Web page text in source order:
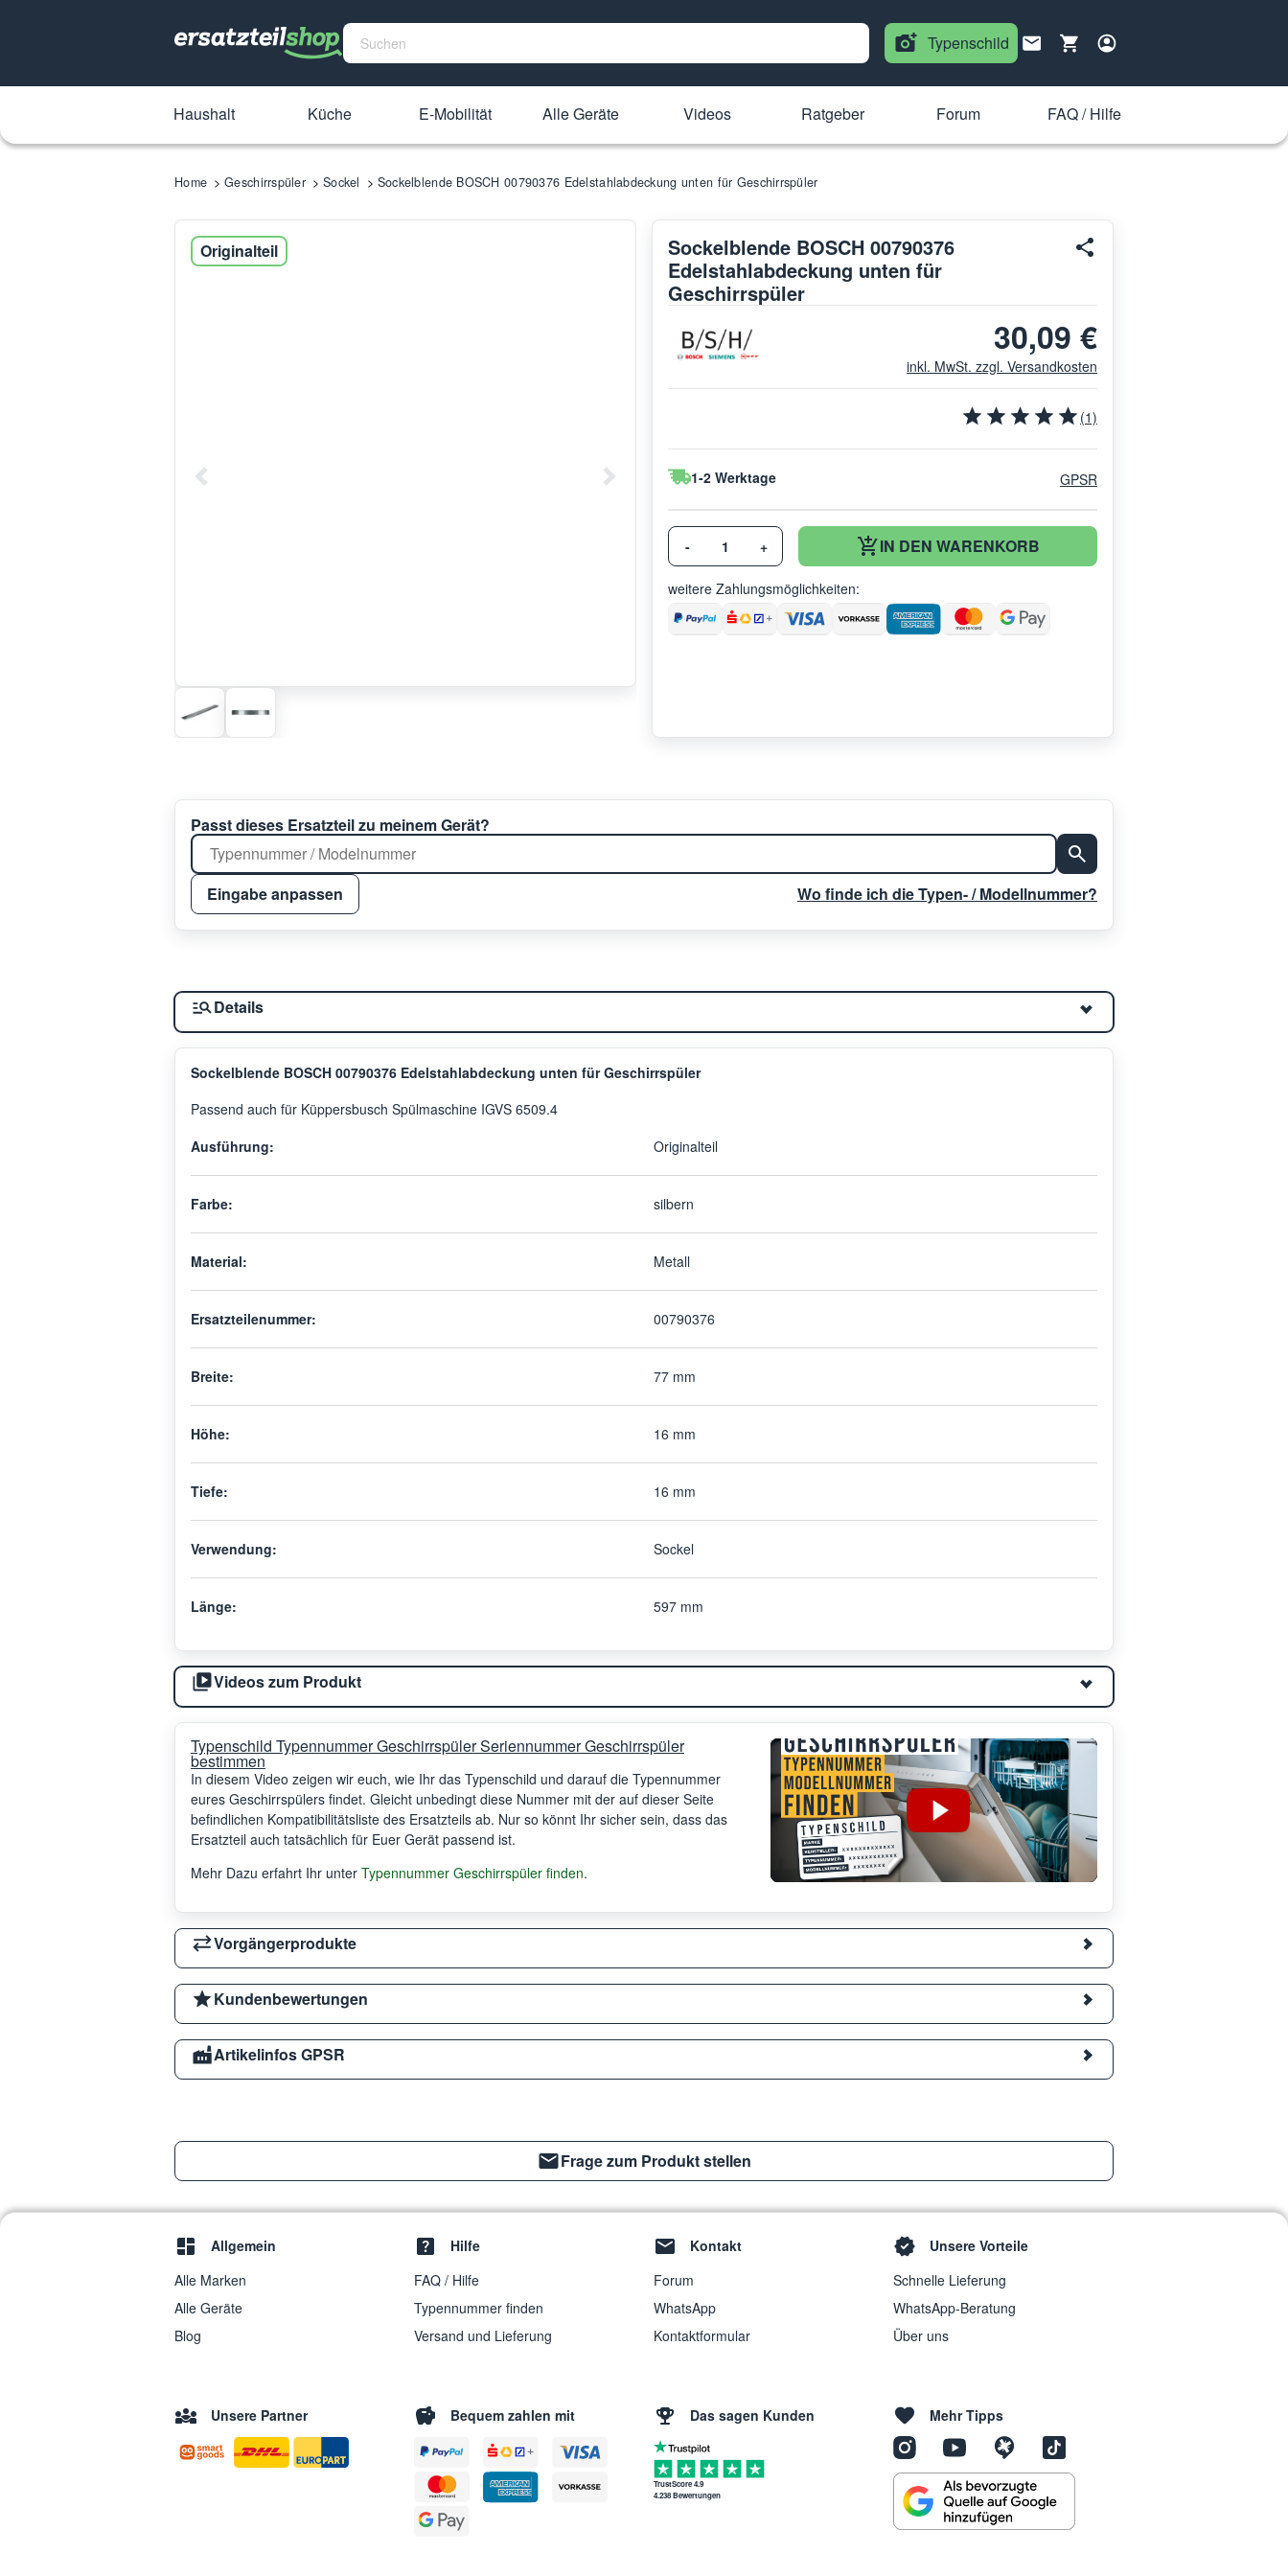
Typenschild
Haushalt Küche E-Mobilität Alle Geräte Videos Ratgeber Forum FAQ / Hilfe
Home Geschirrspüler Sockel Sockelblende BOSCH 00790376 Edelstahlabdeckung unten für Geschirrspüler
Originalteil
Sockelblende BOSCH 00790376
Edelstahlabdeckung unten für
Geschirrspüler
30,09 €
inkl. MwSt. zzgl. Versandkosten
(1)
1-2 Werktage GPSR
- + IN DEN WARENKORB
weitere Zahlungsmöglichkeiten:
Passt dieses Ersatzteil zu meinem Gerät?
Eingabe anpassen Wo finde ich die Typen- / Modellnummer?
Details
Sockelblende BOSCH 00790376 Edelstahlabdeckung unten für Geschirrspüler
Passend auch für Küppersbusch Spülmaschine IGVS 6509.4
Ausführung:
Originalteil
Farbe: silbern
Material: Metall
Ersatzteilenummer: 00790376
Breite: 77 mm
Höhe: 16 mm
Tiefe: 16 mm
Verwendung: Sockel
Länge: 597 mm
Videos zum Produkt
Typenschild Typennummer Geschirrspüler Seriennummer Geschirrspüler
bestimmen
In diesem Video zeigen wir euch, wie Ihr das Typenschild und darauf die Typennummer
eures Geschirrspülers findet. Gleicht unbedingt diese Nummer mit der auf dieser Seite
befindlichen Kompatibilitätsliste des Ersatzteils ab. Nur so könnt Ihr sicher sein, dass das
Ersatzteil auch tatsächlich für Euer Gerät passend ist.
Mehr Dazu erfahrt Ihr unter Typennummer Geschirrspüler finden.
Vorgängerprodukte
Kundenbewertungen
Artikelinfos GPSR
Frage zum Produkt stellen
Allgemein
Alle Marken
Alle Geräte
Blog
Hilfe
FAQ / Hilfe
Typennummer finden
Versand und Lieferung
Kontakt
Forum
WhatsApp
Kontaktformular
Unsere Vorteile
Schnelle Lieferung
WhatsApp-Beratung
Über uns
Unsere Partner Bequem zahlen mit Das sagen Kunden
TrustScore 4.9
4.238 Bewertungen
Mehr Tipps